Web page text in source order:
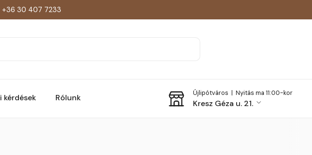
+36 30 407 7233
kérdések Rólunk Újlipótváros | Nyitás ma 11:00-kor
Kresz Géza u. 21.